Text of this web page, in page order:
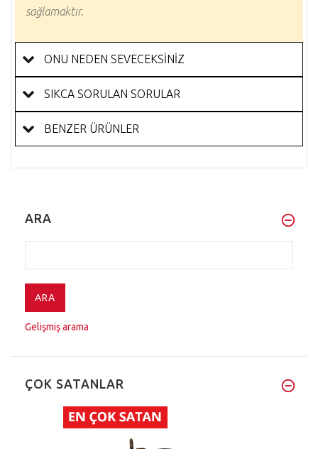
sağlamaktır.
ONU NEDEN SEVECEKSİNİZ
SIKCA SORULAN SORULAR
BENZER ÜRÜNLER
ARA
Gelişmiş arama
ÇOK SATANLAR